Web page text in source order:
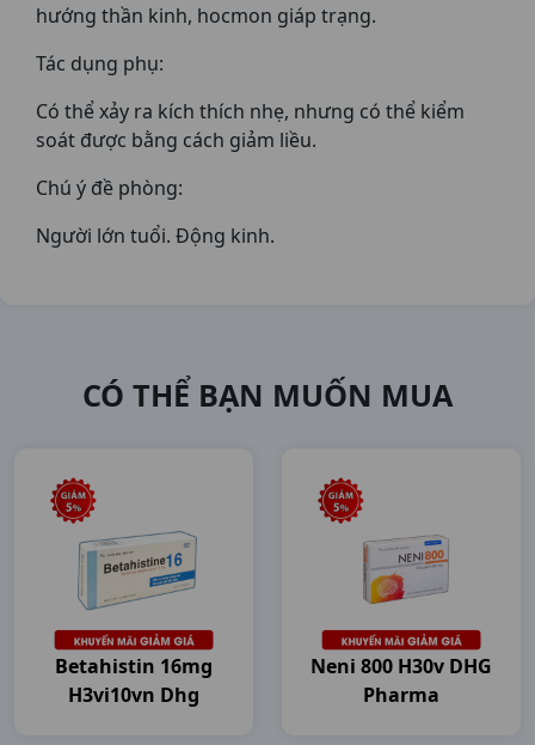
hướng thần kinh, hocmon giáp trạng.
Tác dụng phụ:
Có thể xảy ra kích thích nhẹ, nhưng có thể kiểm
soát được bằng cách giảm liều.
Chú ý đề phòng:
Người lớn tuổi. Ðộng kinh.
CÓ THỂ BẠN MUỐN MUA
Betahistin 16mg
H3vi10vn Dhg
Neni 800 H30v DHG
Pharma